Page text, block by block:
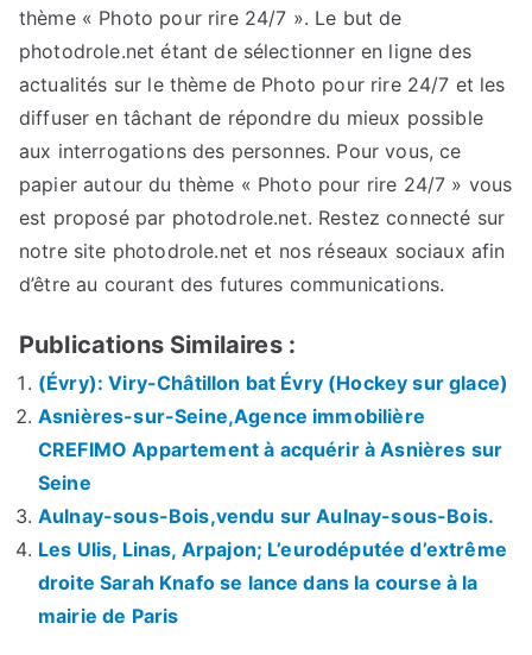
thème « Photo pour rire 24/7 ». Le but de
photodrole.net étant de sélectionner en ligne des
actualités sur le thème de Photo pour rire 24/7 et les
diffuser en tâchant de répondre du mieux possible
aux interrogations des personnes. Pour vous, ce
papier autour du thème « Photo pour rire 24/7 » vous
est proposé par photodrole.net. Restez connecté sur
notre site photodrole.net et nos réseaux sociaux afin
d’être au courant des futures communications.
Publications Similaires :
(Évry): Viry-Châtillon bat Évry (Hockey sur glace)
Asnières-sur-Seine,Agence immobilière
CREFIMO Appartement à acquérir à Asnières sur
Seine
Aulnay-sous-Bois,vendu sur Aulnay-sous-Bois.
Les Ulis, Linas, Arpajon; L’eurodéputée d’extrême
droite Sarah Knafo se lance dans la course à la
mairie de Paris